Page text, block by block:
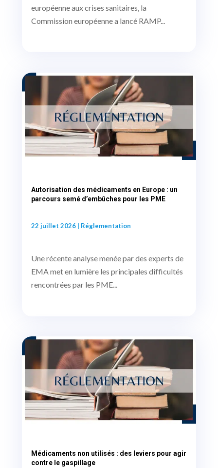
européenne aux crises sanitaires, la
Commission européenne a lancé RAMP...
Autorisation des médicaments en Europe : un
parcours semé d’embûches pour les PME
22 juillet 2026| Réglementation
Une récente analyse menée par des experts de
EMA met en lumière les principales difficultés
rencontrées par les PME...
Médicaments non utilisés : des leviers pour agir
contre le gaspillage